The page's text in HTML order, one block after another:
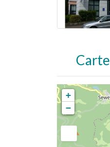
Carte
+
−